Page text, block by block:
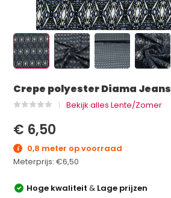
Crepe polyester Diama Jeans
Bekijk alles Lente/Zomer
€ 6,50
0,8 meter op voorraad
Meterprijs:€6,50
Hoge kwaliteit& Lage prijzen